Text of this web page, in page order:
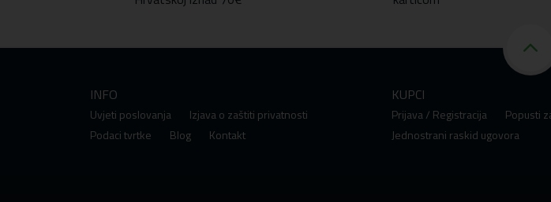
INFO
Uvjeti poslovanja
Izjava o zaštiti privatnosti
Podaci tvrtke
Blog Kontakt
KUPCI
Prijava / Registracija Popusti
Jednostrani raskid ugovora